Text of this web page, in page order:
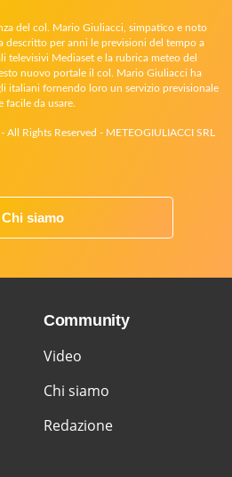
del col. Mario Giuliacci, simpatico e noto
descritto per anni le previsioni del tempo a
televisivi Mediaset e la rubrica meteo del
nuovo portale il col. Mario Giuliacci ha
italiani fornendo loro un servizio previsionale
facile da usare.
Rights Reserved - METEOGIULIACCI SRL
Chi siamo
Community
Video
Chi siamo
Redazione